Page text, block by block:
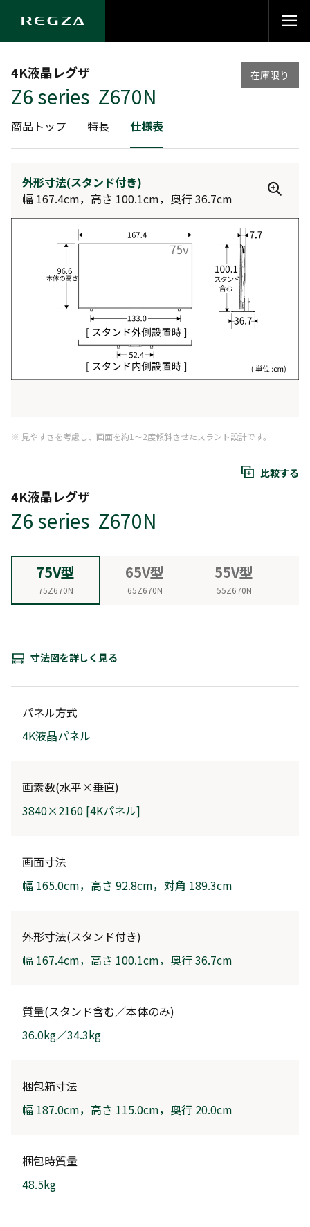
4K液晶レグザ
Z6 series Z670N
在庫限り
商品トップ 特長 仕様表
外形寸法(スタンド付き)
幅 167.4cm，高さ 100.1cm，奥行 36.7cm
※ 見やすさを考慮し、画面を約1～2度傾斜させたスラント設計です。
比較する
4K液晶レグザ
Z6 series Z670N
75V型
75Z670N
65V型
65Z670N
55V型
55Z670N
寸法図を詳しく見る
パネル方式
4K液晶パネル
画素数(水平×垂直)
3840×2160 [4Kパネル]
画面寸法
幅 165.0cm，高さ 92.8cm，対角 189.3cm
外形寸法(スタンド付き)
幅 167.4cm，高さ 100.1cm，奥行 36.7cm
質量(スタンド含む／本体のみ)
36.0kg／34.3kg
梱包箱寸法
幅 187.0cm，高さ 115.0cm，奥行 20.0cm
梱包時質量
48.5kg